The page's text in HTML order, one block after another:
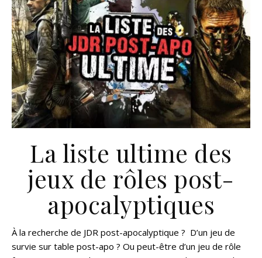
La liste ultime des
jeux de rôles post-
apocalyptiques
À la recherche de JDR post-apocalyptique ? D’un jeu de
survie sur table post-apo ? Ou peut-être d’un jeu de rôle